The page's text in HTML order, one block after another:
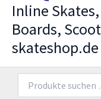
Inline
Boards,
skateshop.de
nach: